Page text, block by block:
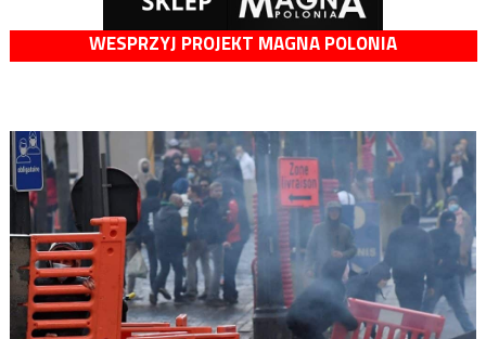
WESPRZYJ PROJEKT MAGNA POLONIA